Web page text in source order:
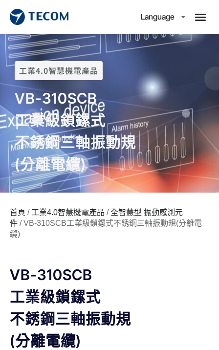
Language
工業4.0智慧機電產品
VB-310SCB
工業級鎖鏍式
不銹鋼三軸振動規
(分離電纜)
首頁 / 工業4.0智慧機電產品 /全智慧型 振動感測元
件 / VB-310SCB工業級鎖鏍式不銹鋼三軸振動規(分離電
纜)
VB-310SCB
工業級鎖鏍式
不銹鋼三軸振動規
(分離電纜)